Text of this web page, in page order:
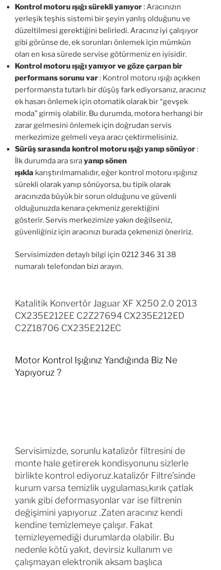
Kontrol motoru ışığı sürekli yanıyor: Aracınızın
yerleşik teşhis sistemi bir şeyin yanlış olduğunu ve
düzeltilmesi gerektiğini belirledi. Aracınız iyi çalışıyor
gibi görünse de, ek sorunları önlemek için mümkün
olan en kısa sürede servise götürmeniz en iyisidir.
Kontrol motoru ışığı yanıyor ve göze çarpan bir
performans sorunu var: Kontrol motoru ışığı açıkken
performansta tutarlı bir düşüş fark ediyorsanız, aracınız
ek hasarı önlemek için otomatik olarak bir “gevşek
moda” girmiş olabilir. Bu durumda, motora herhangi bir
zarar gelmesini önlemek için doğrudan servis
merkezimize gelmeli veya aracı çektirmelisiniz.
Sürüş sırasında kontrol motoru ışığı yanıp sönüyor:
İlk durumda ara sırayanıp sönen
ışıkla karıştırılmamalıdır, eğer kontrol motoru ışığınız
sürekli olarak yanıp sönüyorsa, bu tipik olarak
aracınızda büyük bir sorun olduğunu ve güvenli
olduğunuzda kenara çekmeniz gerektiğini
gösterir. Servis merkezimize yakın değilseniz,
güvenliğiniz için aracınızı burada çekmenizi öneririz.
Servisimizden detaylı bilgi için 0212 346 31 38
numaralı telefondan bizi arayın.
Katalitik Konvertör Jaguar XF X250 2.0 2013
CX235E212EE C2Z27694 CX235E212ED
C2Z18706 CX235E212EC
Motor Kontrol Işığınız Yandığında Biz Ne
Yapıyoruz ?
Servisimizde, sorunlu katalizör filtresini de
monte hale getirerek kondisyonunu sizlerle
birlikte kontrol ediyoruz.katalizör Filtre’sinde
kurum varsa temizlik uygulaması,kırık çatlak
yanık gibi deformasyonlar var ise filtrenin
değişimini yapıyoruz .Zaten aracınız kendi
kendine temizlemeye çalışır. Fakat
temizleyemediği durumlarda olabilir. Bu
nedenle kötü yakıt, devirsiz kullanım ve
çalışmayan elektronik aksam başlıca